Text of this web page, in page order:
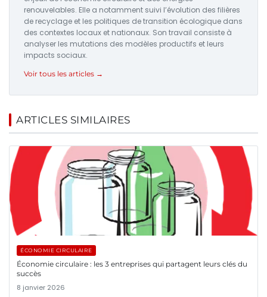
renouvelables. Elle a notamment suivi l’évolution des filières
de recyclage et les politiques de transition écologique dans
des contextes locaux et nationaux. Son travail consiste à
analyser les mutations des modèles productifs et leurs
impacts sociaux.
Voir tous les articles →
ARTICLES SIMILAIRES
ÉCONOMIE CIRCULAIRE
Économie circulaire : les 3 entreprises qui partagent leurs clés du
succès
8 janvier 2026